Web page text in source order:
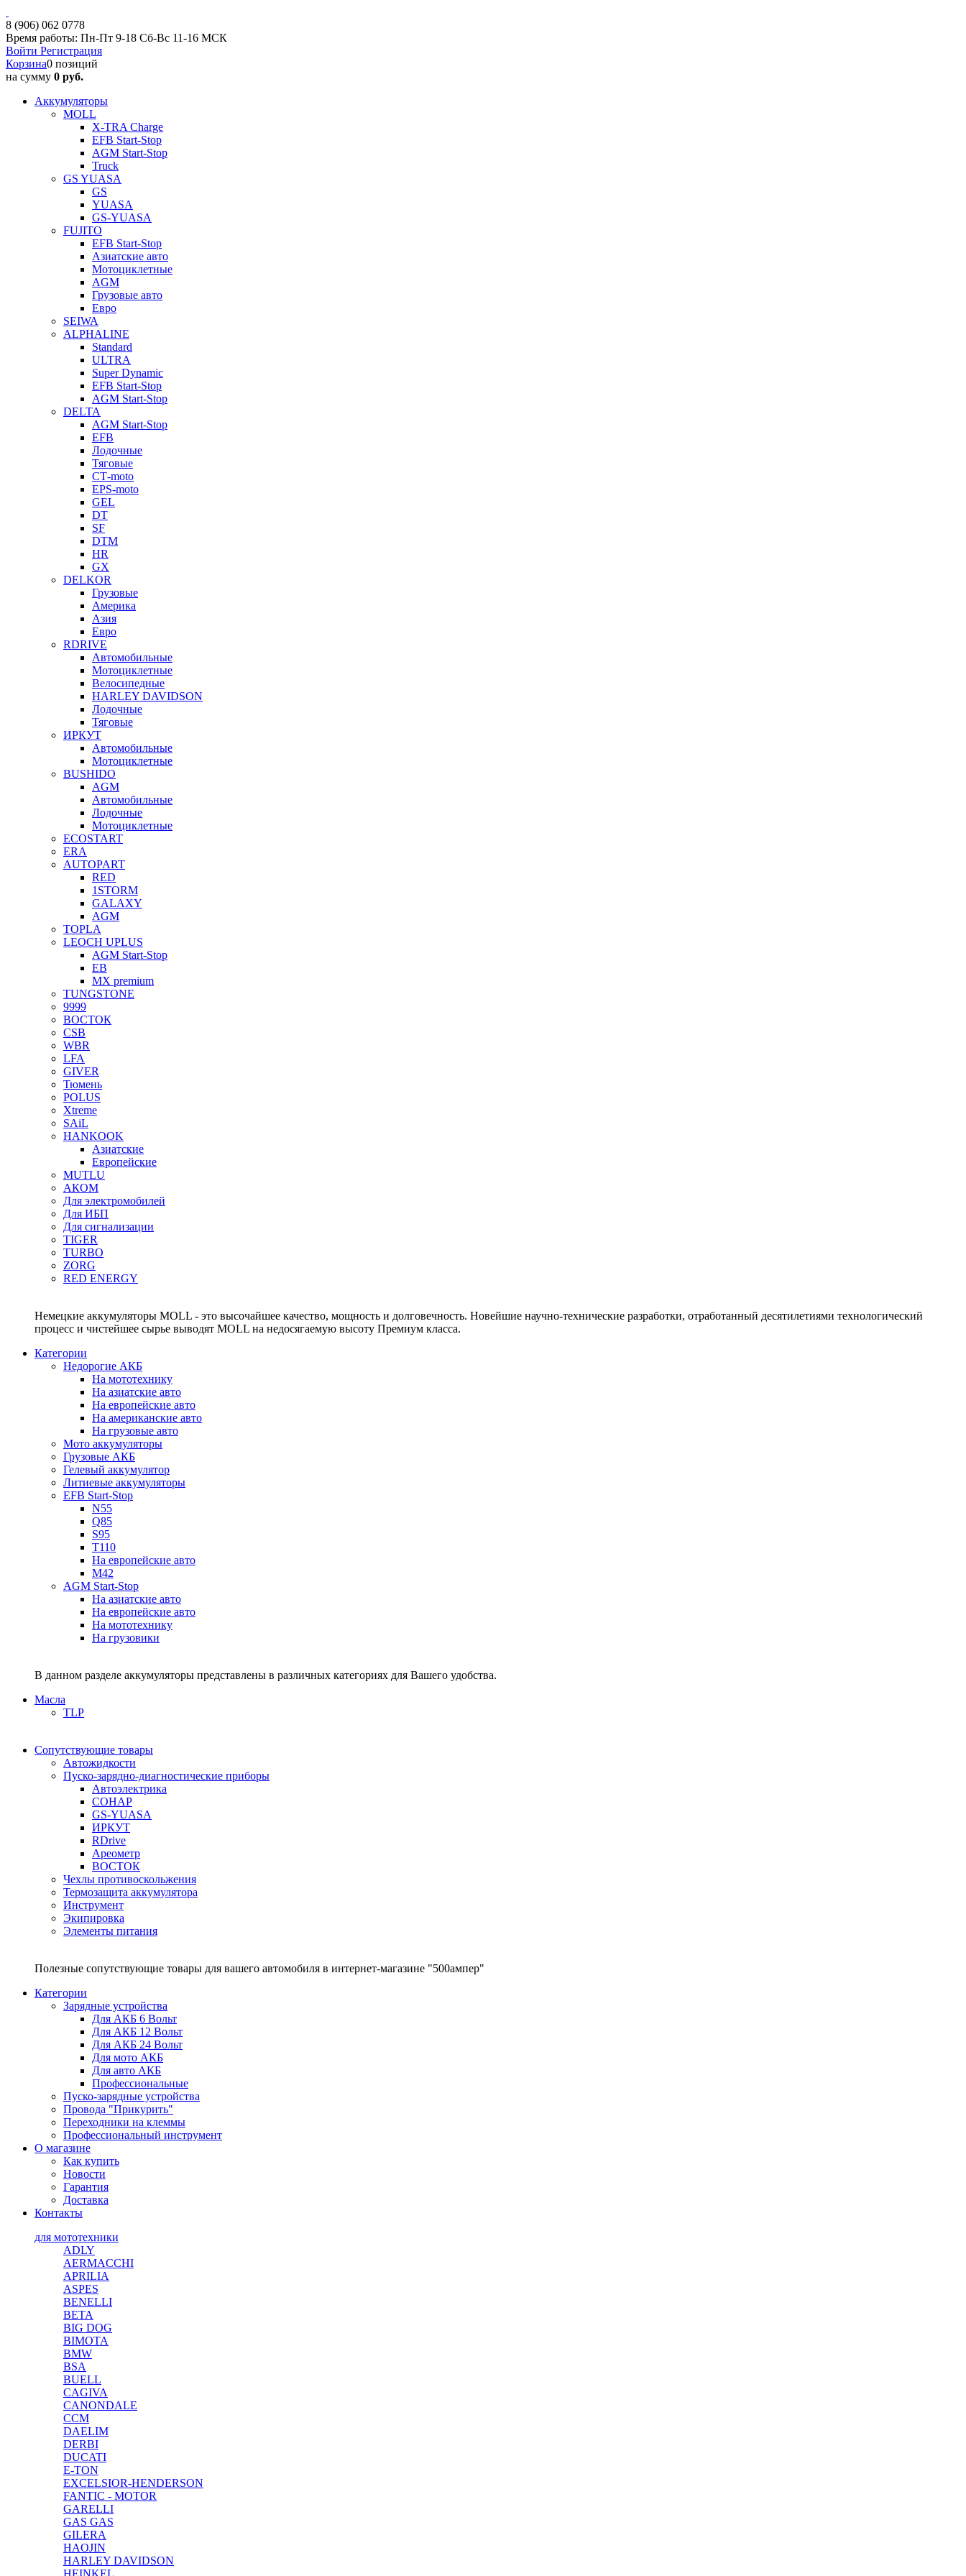
8 (906) 062 0778
Время работы: Пн-Пт 9-18 Сб-Вс 11-16 МСК
Войти Регистрация
Корзина0 позиций
на сумму 0 руб.
Аккумуляторы
MOLL
X-TRA Charge
EFB Start-Stop
AGM Start-Stop
Truck
GS YUASA
GS
YUASA
GS-YUASA
FUJITO
EFB Start-Stop
Азиатские авто
Мотоциклетные
AGM
Грузовые авто
Евро
SEIWA
ALPHALINE
Standard
ULTRA
Super Dynamic
EFB Start-Stop
AGM Start-Stop
DELTA
AGM Start-Stop
EFB
Лодочные
Тяговые
СТ-moto
EPS-moto
GEL
DT
SF
DTM
HR
GX
DELKOR
Грузовые
Америка
Азия
Евро
RDRIVE
Автомобильные
Мотоциклетные
Велосипедные
HARLEY DAVIDSON
Лодочные
Тяговые
ИРКУТ
Автомобильные
Мотоциклетные
BUSHIDO
AGM
Автомобильные
Лодочные
Мотоциклетные
ECOSTART
ERA
AUTOPART
RED
1STORM
GALAXY
AGM
TOPLA
LEOCH UPLUS
AGM Start-Stop
EB
MX premium
TUNGSTONE
9999
ВОСТОК
CSB
WBR
LFA
GIVER
Тюмень
POLUS
Xtreme
SAiL
HANKOOK
Азиатские
Европейские
MUTLU
АКОМ
Для электромобилей
Для ИБП
Для сигнализации
TIGER
TURBO
ZORG
RED ENERGY
Немецкие аккумуляторы MOLL - это высочайшее качество, мощность и долговечность. Новейшие научно-технические разработки, отработанный десятилетиями технологический
процесс и чистейшее сырье выводят MOLL на недосягаемую высоту Премиум класса.
Категории
Недорогие АКБ
На мототехнику
На азиатские авто
На европейские авто
На американские авто
На грузовые авто
Мото аккумуляторы
Грузовые АКБ
Гелевый аккумулятор
Литиевые аккумуляторы
EFB Start-Stop
N55
Q85
S95
T110
На европейские авто
M42
AGM Start-Stop
На азиатские авто
На европейские авто
На мототехнику
На грузовики
В данном разделе аккумуляторы представлены в различных категориях для Вашего удобства.
Масла
TLP
Сопутствующие товары
Автожидкости
Пуско-зарядно-диагностические приборы
Автоэлектрика
СОНАР
GS-YUASA
ИРКУТ
RDrive
Ареометр
ВОСТОК
Чехлы противоскольжения
Термозащита аккумулятора
Инструмент
Экипировка
Элементы питания
Полезные сопутствующие товары для вашего автомобиля в интернет-магазине "500ампер"
Категории
Зарядные устройства
Для АКБ 6 Вольт
Для АКБ 12 Вольт
Для АКБ 24 Вольт
Для мото АКБ
Для авто АКБ
Профессиональные
Пуско-зарядные устройства
Провода "Прикурить"
Переходники на клеммы
Профессиональный инструмент
О магазине
Как купить
Новости
Гарантия
Доставка
Контакты
для мототехники
ADLY
AERMACCHI
APRILIA
ASPES
BENELLI
BETA
BIG DOG
BIMOTA
BMW
BSA
BUELL
CAGIVA
CANONDALE
CCM
DAELIM
DERBI
DUCATI
E-TON
EXCELSIOR-HENDERSON
FANTIC - MOTOR
GARELLI
GAS GAS
GILERA
HAOJIN
HARLEY DAVIDSON
HEINKEL